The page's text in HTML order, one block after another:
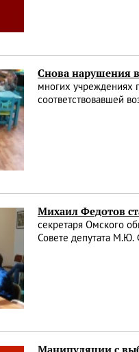
Снова нарушения
многих учреждениях
соответствовавшей
Михаил Федотов
секретаря Омского
Совете депутата М.Ю.